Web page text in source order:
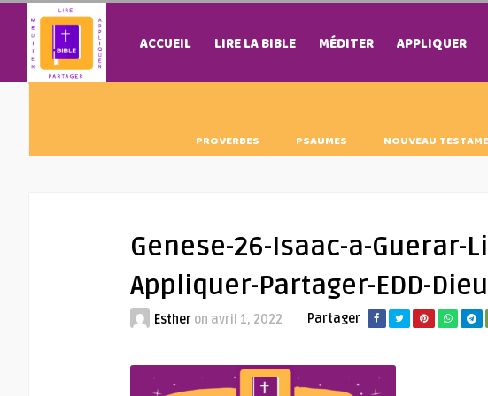
ACCUEIL LIRE LA BIBLE MÉDITER APPLIQUER
PROVERBES PSAUMES NOUVEAU
Genese-26-Isaac-a-Guerar-
Appliquer-Partager-EDD-
Esther on avril 1, 2022 Partager